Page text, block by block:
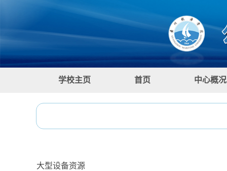
学校主页 首页 中心概况
大型设备资源